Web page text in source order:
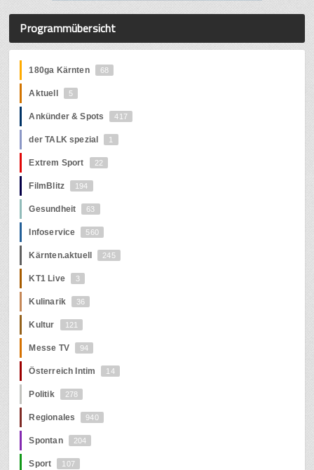
Programmübersicht
180ga Kärnten 68
Aktuell 5
Ankünder & Spots 417
der TALK spezial 1
Extrem Sport 22
FilmBlitz 194
Gesundheit 63
Infoservice 560
Kärnten.aktuell 245
KT1 Live 3
Kulinarik 36
Kultur 121
Messe TV 94
Österreich Intim 14
Politik 278
Regionales 940
Spontan 204
Sport 107